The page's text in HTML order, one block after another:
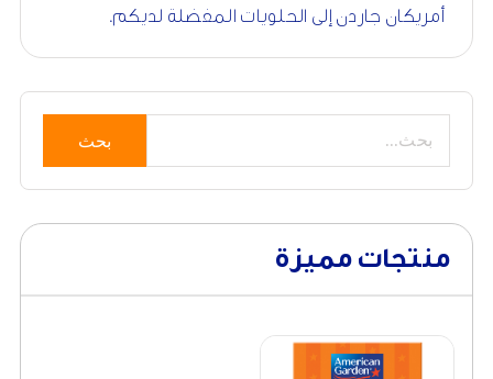
أمريكان جاردن إلى الحلويات المفضلة لديكم.
بحث
منتجات مميزة